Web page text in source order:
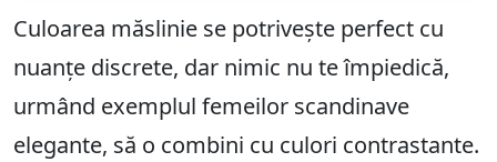
Culoarea măslinie se potrivește perfect cu
nuanțe discrete, dar nimic nu te împiedică,
urmând exemplul femeilor scandinave
elegante, să o combini cu culori contrastante.